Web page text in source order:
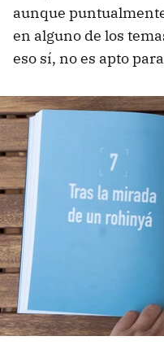
aunque
en alguno de los
eso sí, no es apto